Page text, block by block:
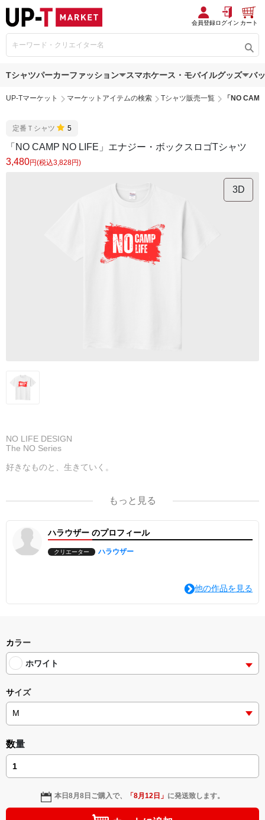
会員登録ログイン カート
Tシャツパーカーファッション スマホケース・モバイルグッズ バ
UP-Tマーケット マーケットアイテムの検索 Tシャツ販売一覧 「NO
定番Ｔシャツ 5
「NO CAMP NO LIFE」エナジー・ボックスロゴTシャツ
3,480円(税込3,828円)
3D
NO LIFE DESIGN
The NO Series
好きなものと、生きていく。
不便を楽しむ贅沢。焚き火の匂いと星空を愛するソロ・グルキャン
あなたのライフスタイルを定義する「究極の選択」を胸に。
シンプルながら圧倒的な存在感を放つ、ボックスロゴTシャツが登
場しました。
遠目からでも一目で「こだわり」が伝わる、掠れプリント仕様。
• ギフトにも最適
猫好きの友人へ、ダーツ仲間へ、あるいは自分への決意表明に。
• 5.6oz コットン100%
• ユニセックス（男女兼用）
• 程よい厚みで日常使いに最適
• 受注生産アイテム
【発送について】
本商品は受注生産となります。
ご注文から4〜7日程度で発送いたします。
もっと見る
ハラウザー のプロフィール
クリエーター ハラウザー
他の作品を見る
カラー
ホワイト
サイズ
数量
本日8月8日 ご購入で、 「8月12日 」 に発送致します。